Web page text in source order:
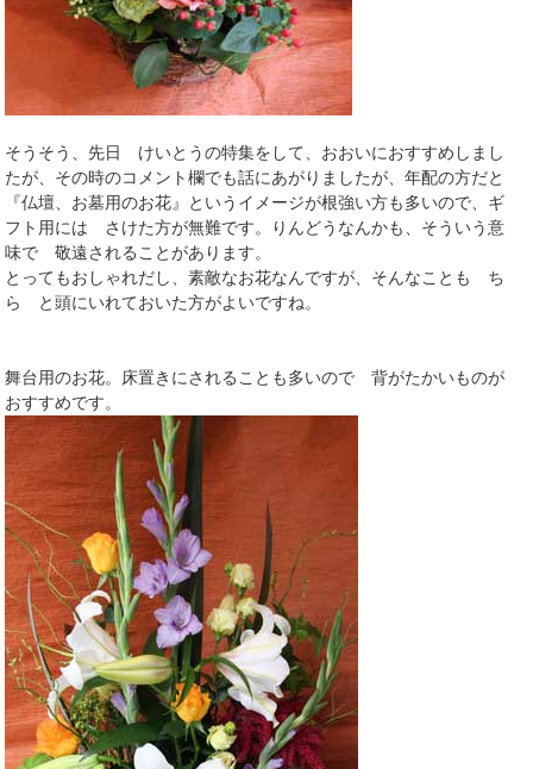
そうそう、先日 けいとうの特集をして、おおいにおすすめしまし
たが、その時のコメント欄でも話にあがりましたが、年配の方だと
『仏壇、お墓用のお花』というイメージが根強い方も多いので、ギ
フト用には さけた方が無難です。りんどうなんかも、そういう意
味で 敬遠されることがあります。
とってもおしゃれだし、素敵なお花なんですが、そんなことも ち
ら と頭にいれておいた方がよいですね。
舞台用のお花。床置きにされることも多いので 背がたかいものが
おすすめです。